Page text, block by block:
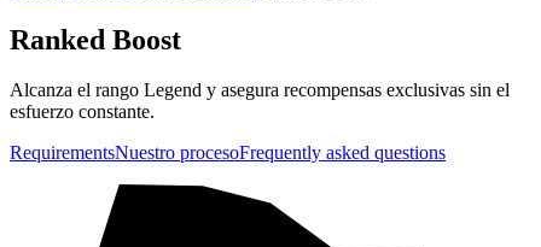
Ranked Boost
Alcanza el rango Legend y asegura recompensas exclusivas sin el
esfuerzo constante.
RequirementsNuestro procesoFrequently asked questions